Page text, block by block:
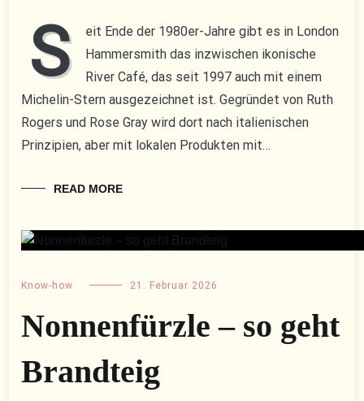
S
eit Ende der 1980er-Jahre gibt es in London
Hammersmith das inzwischen ikonische
River Café, das seit 1997 auch mit einem
Michelin-Stern ausgezeichnet ist. Gegründet von Ruth
Rogers und Rose Gray wird dort nach italienischen
Prinzipien, aber mit lokalen Produkten mit…
READ MORE
Know-how 21. Februar 2026
Nonnenfürzle – so geht
Brandteig